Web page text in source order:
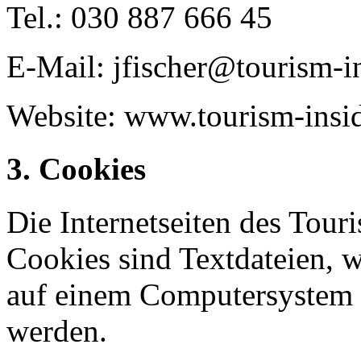
Tel.: 030 887 666 45
E-Mail: jfischer@tourism-
Website: www.tourism-
3. Cookies
Die Internetseiten des
Cookies sind Textdateien,
auf einem
werden.